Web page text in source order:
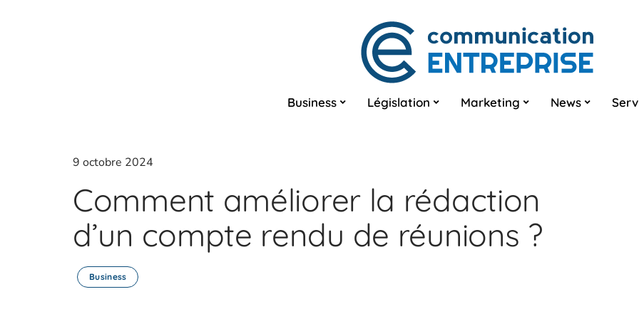
Business Législation Marketing News
9 octobre 2024
Comment améliorer la rédaction
d’un compte rendu de réunions ?
Business